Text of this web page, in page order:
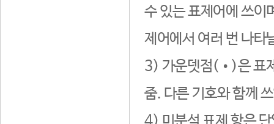
수 있는 표제어에 쓰이
제어에서 여러 번 나타
3) 가운뎃점(•)은 표
줌. 다른 기호와 함께